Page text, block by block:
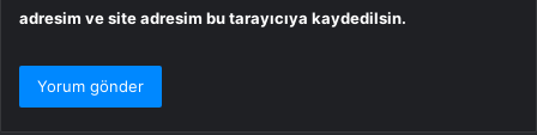
adresim ve site adresim bu tarayıcıya kaydedilsin.